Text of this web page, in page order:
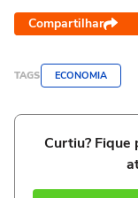
Compartilhar
TAGS ECONOMIA
Curtiu? Fique